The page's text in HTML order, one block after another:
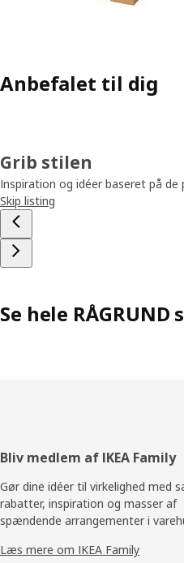
Anbefalet til dig
Grib stilen
Inspiration og idéer baseret på
Skip listing
Se hele RÅGRUND
Footer
Bliv medlem af IKEA Family
Gør dine idéer til virkelighed med
rabatter, inspiration og masser af
spændende arrangementer i
Læs mere om IKEA Family